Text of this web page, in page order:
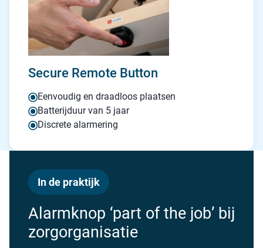
Secure Remote Button
Eenvoudig en draadloos plaatsen
Batterijduur van 5 jaar
Discrete alarmering
In de praktijk
Alarmknop ‘part of the job’ bij
zorgorganisatie